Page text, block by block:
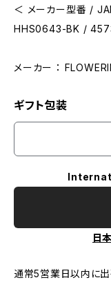
＜ メーカー型番 /
HHS0643-BK /
メーカー ：
ギフト包装
日
通常5営業日以内に出